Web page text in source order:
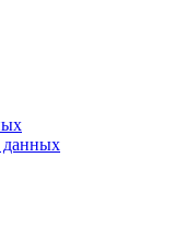
данных